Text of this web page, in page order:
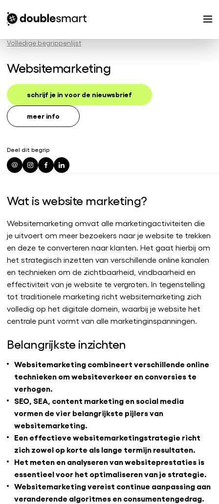
Volledige begrippenlijst
Websitemarketing
schrijf je in voor de nieuwsbrief
meer info
Deel dit begrip
Wat is website marketing?
Websitemarketing omvat alle marketingactiviteiten die
je uitvoert om meer bezoekers naar je website te trekken
en deze te converteren naar klanten. Het gaat hierbij om
het strategisch inzetten van verschillende online kanalen
en technieken om de zichtbaarheid, vindbaarheid en
effectiviteit van je website te vergroten. In tegenstelling
tot traditionele marketing richt websitemarketing zich
volledig op het digitale domein, waarbij je website het
centrale punt vormt van alle marketinginspanningen.
Belangrijkste inzichten
Websitemarketing combineert verschillende online
technieken om websiteverkeer en conversies te
verhogen.
SEO, SEA, content marketing en social media
vormen de vier belangrijkste pijlers van
websitemarketing.
Een effectieve websitemarketingstrategie richt
zich zowel op korte als lange termijn resultaten.
Het meten en analyseren van websiteprestaties is
essentieel voor het optimaliseren van je strategie.
Websitemarketing vereist continue aanpassing aan
veranderende algoritmes en consumentengedrag.